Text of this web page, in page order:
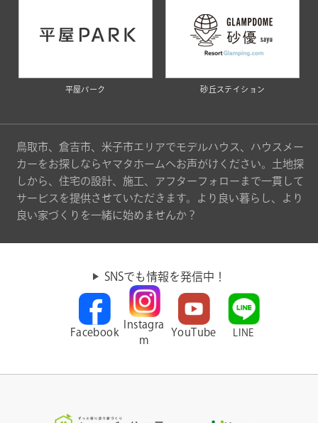
平屋パーク 砂丘ステイション
鳥取市、倉吉市、米子市エリアでモデルハウス、ハウスメー
カーをお探しならヤマタホームへお声がけください。土地探
しから、住宅の設計、施工、アフターフォローまで一貫して
サービスを提供させていただきます。より良い暮らし、より
良い家づくりを一緒に始めませんか？
SNSでも情報を発信中！
Facebook
Instagra
m
YouTube LINE